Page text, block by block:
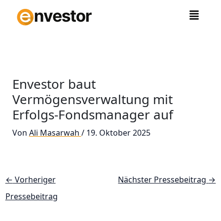
Inhalt
springen
Envestor baut
Vermögensverwaltung mit
Erfolgs-Fondsmanager auf
Von Ali Masarwah / 19. Oktober 2025
← Vorheriger
Pressebeitrag
Nächster Pressebeitrag →